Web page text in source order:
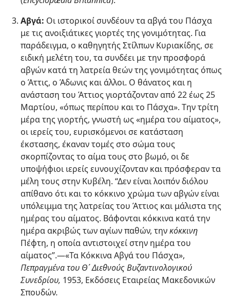
Αβγά: Οι ιστορικοί συνδέουν τα αβγά του Πάσχα
με τις ανοιξιάτικες γιορτές της γονιμότητας. Για
παράδειγμα, ο καθηγητής Στίλπων Κυριακίδης, σε
ειδική μελέτη του, τα συνδέει με την προσφορά
αβγών κατά τη λατρεία θεών της γονιμότητας όπως
ο Άττις, ο Άδωνις και άλλοι. Ο θάνατος και η
ανάσταση του Άττιος γιορτάζονταν από 22 έως 25
Μαρτίου, «όπως περίπου και το Πάσχα». Την τρίτη
μέρα της γιορτής, γνωστή ως «ημέρα του αίματος»,
οι ιερείς του, ευρισκόμενοι σε κατάσταση
έκστασης, έκαναν τομές στο σώμα τους
σκορπίζοντας το αίμα τους στο βωμό, οι δε
υποψήφιοι ιερείς ευνουχίζονταν και πρόσφεραν τα
μέλη τους στην Κυβέλη. “Δεν είναι λοιπόν διόλου
απίθανο ότι και το κόκκινο χρώμα των αβγών είναι
υπόλειμμα της λατρείας του Άττιος και μάλιστα της
ημέρας του αίματος. Βάφονται κόκκινα κατά την
ημέρα ακριβώς των αγίων παθών, τηνκόκκινη
Πέφτη, η οποία αντιστοιχεί στην ημέρα του
αίματος”.—«Τα Κόκκινα Αβγά του Πάσχα»,
Πεπραγμένα του Θ΄ Διεθνούς Βυζαντινολογικού
Συνεδρίου, 1953, Εκδόσεις Εταιρείας Μακεδονικών
Σπουδών.